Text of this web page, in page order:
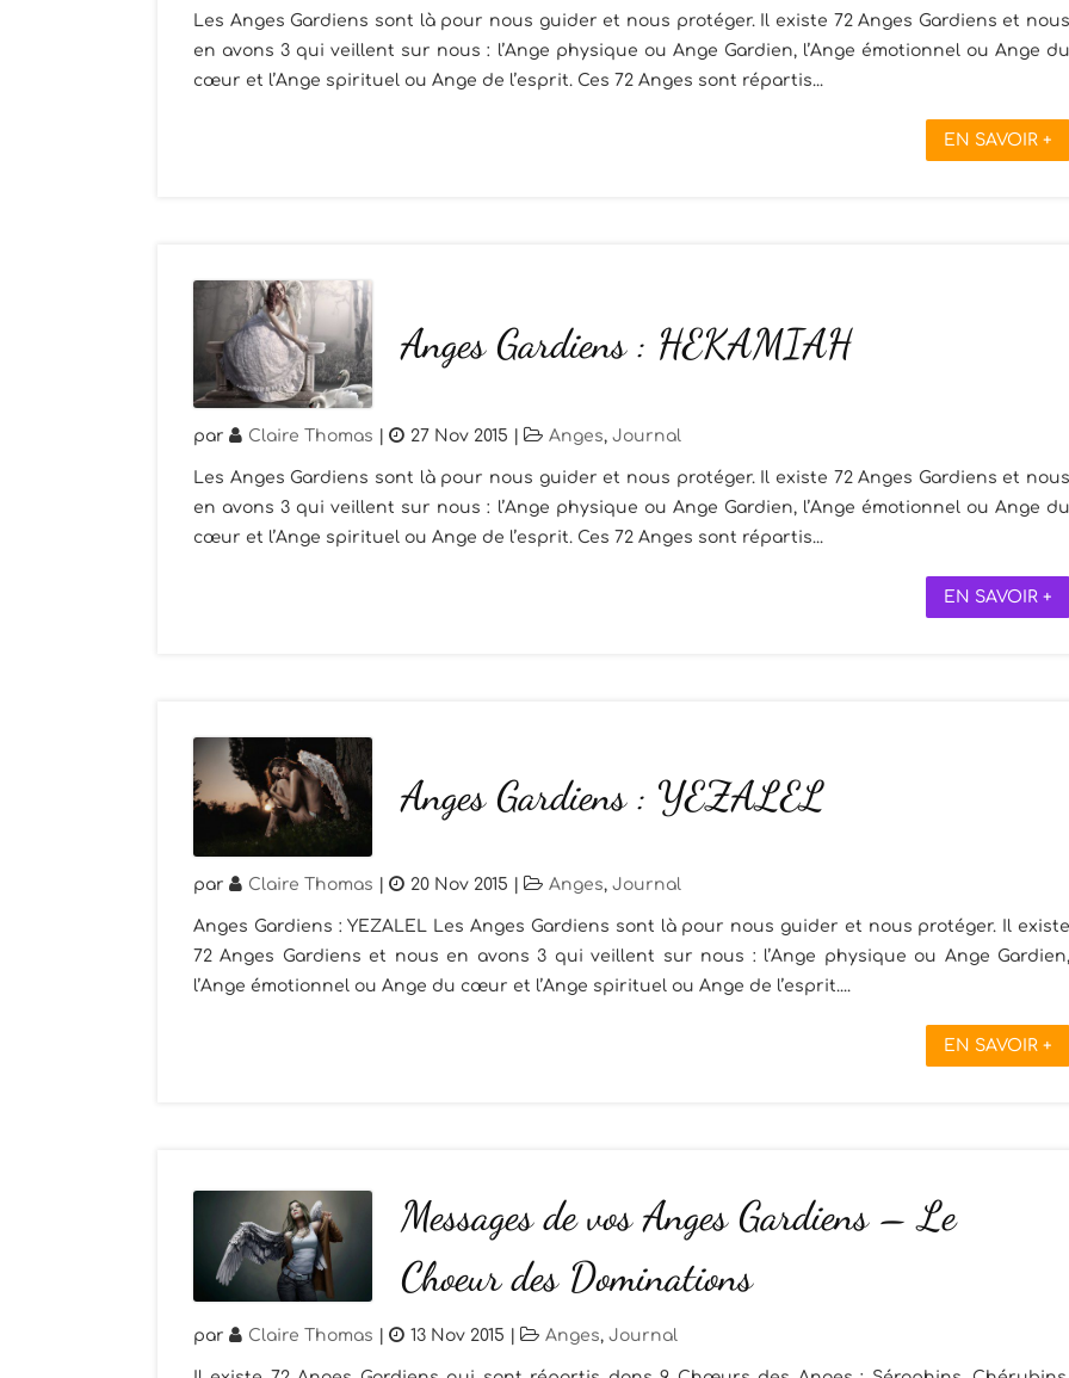
Les Anges Gardiens sont là pour nous guider et nous protéger. Il existe 72 Anges Gardiens et
en avons 3 qui veillent sur nous : l’Ange physique ou Ange Gardien, l’Ange émotionnel ou Ange
cœur et l’Ange spirituel ou Ange de l’esprit. Ces 72 Anges sont répartis...
EN SAVOIR +
Anges Gardiens : HEKAMIAH
par Claire Thomas | 27 Nov 2015 | Anges, Journal
Les Anges Gardiens sont là pour nous guider et nous protéger. Il existe 72 Anges Gardiens et
en avons 3 qui veillent sur nous : l’Ange physique ou Ange Gardien, l’Ange émotionnel ou Ange
cœur et l’Ange spirituel ou Ange de l’esprit. Ces 72 Anges sont répartis...
EN SAVOIR +
Anges Gardiens : YEZALEL
par Claire Thomas | 20 Nov 2015 | Anges, Journal
Anges Gardiens : YEZALEL Les Anges Gardiens sont là pour nous guider et nous protéger. Il
72 Anges Gardiens et nous en avons 3 qui veillent sur nous : l’Ange physique ou Ange
l’Ange émotionnel ou Ange du cœur et l’Ange spirituel ou Ange de l’esprit....
EN SAVOIR +
Messages de vos Anges Gardiens – Le
Choeur des Dominations
par Claire Thomas | 13 Nov 2015 | Anges, Journal